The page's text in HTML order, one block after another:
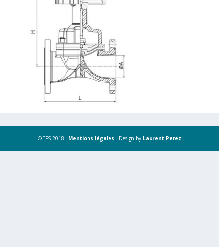
© TFS 2018 - Mentions légales - Design by Laurent Perez